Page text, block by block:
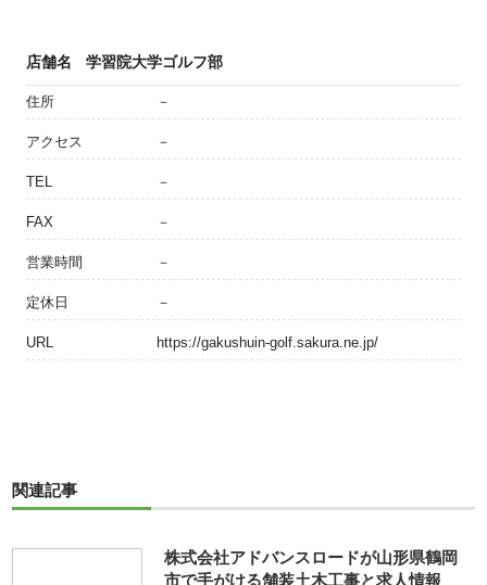
店舗名 学習院大学ゴルフ部
住所 －
アクセス －
TEL －
FAX －
営業時間 －
定休日 －
URL https://gakushuin-golf.sakura.ne.jp/
関連記事
株式会社アドバンスロードが山形県鶴岡
市で手がける舗装土木工事と求人情報